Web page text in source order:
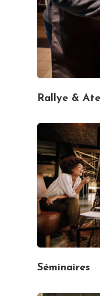
Rallye &
Séminaires